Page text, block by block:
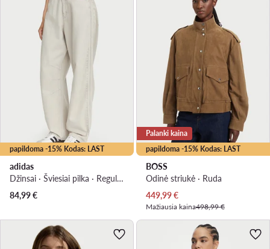
papildoma -15% Kodas: LAST
adidas
Džinsai · Šviesiai pilka · Regular Fit
84,99€
papildoma -15% Kodas: LAST
Palanki kaina
BOSS
Odinė striukė · Ruda
Dabartinė kaina
449,99€
Mažiausia kaina498,99 €